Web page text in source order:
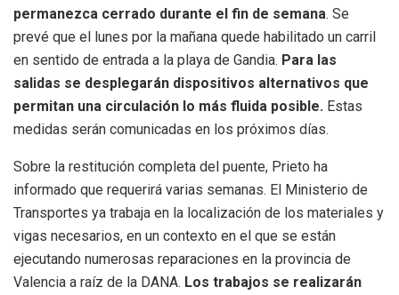
permanezca cerrado durante el fin de semana. Se
prevé que el lunes por la mañana quede habilitado un carril
en sentido de entrada a la playa de Gandia. Para las
salidas se desplegarán dispositivos alternativos que
permitan una circulación lo más fluida posible. Estas
medidas serán comunicadas en los próximos días.
Sobre la restitución completa del puente, Prieto ha
informado que requerirá varias semanas. El Ministerio de
Transportes ya trabaja en la localización de los materiales y
vigas necesarios, en un contexto en el que se están
ejecutando numerosas reparaciones en la provincia de
Valencia a raíz de la DANA. Los trabajos se realizarán